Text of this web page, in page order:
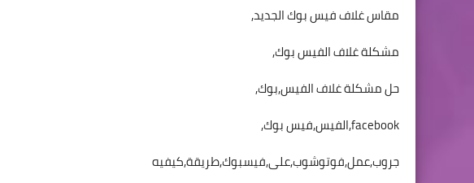
مقاس غلاف فيس بوك الجديد,
مشكلة غلاف الفيس بوك,
حل مشكلة غلاف الفيس,بوك,
facebook,الفيس,فيس بوك,
جروب,عمل,فوتوشوب,على,فيسبوك,طريقة,كيفيه